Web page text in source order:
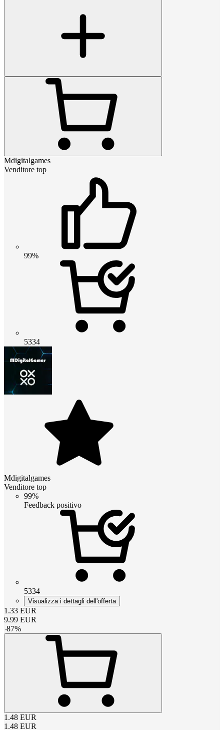
Mdigitalgames
Venditore top
99%
5334
Mdigitalgames
Venditore top
99%
Feedback positivo
5334
Visualizza i dettagli dell'offerta
1.33 EUR
9.99 EUR
-87%
1.48 EUR
1.48 EUR